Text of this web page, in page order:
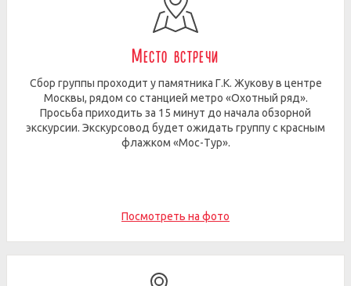
Место встречи
Сбор группы проходит у памятника Г.К. Жукову в центре
Москвы, рядом со станцией метро «Охотный ряд».
Просьба приходить за 15 минут до начала обзорной
экскурсии. Экскурсовод будет ожидать группу с красным
флажком «Мос-Тур».
Посмотреть на фото